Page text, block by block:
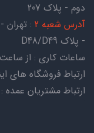
دوم - پلاک 207
آدرس شعبه 2
: تهران
- پلاک D48/D49
ساعات کاری : از ساعت 09:00 تا ساعت 18:00
ارتباط فروشگاه های
ارتباط مشتریان عمده : 09029600889